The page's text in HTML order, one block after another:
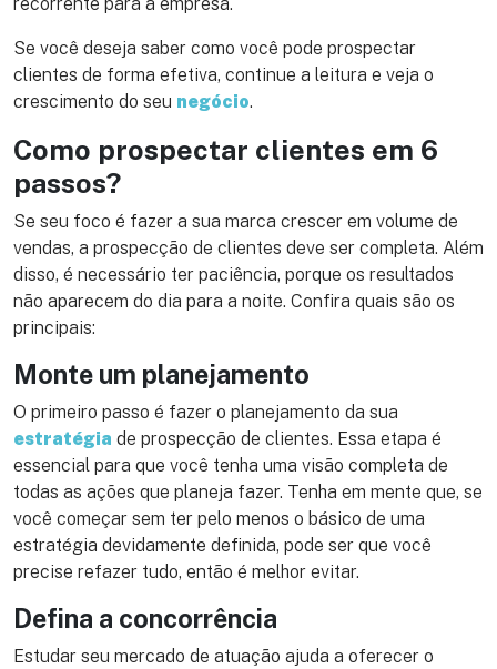
recorrente para a empresa.
Se você deseja saber como você pode prospectar
clientes de forma efetiva, continue a leitura e veja o
crescimento do seu negócio.
Como prospectar clientes em 6
passos?
Se seu foco é fazer a sua marca crescer em volume de
vendas, a prospecção de clientes deve ser completa. Além
disso, é necessário ter paciência, porque os resultados
não aparecem do dia para a noite. Confira quais são os
principais:
Monte um planejamento
O primeiro passo é fazer o planejamento da sua
estratégia de prospecção de clientes. Essa etapa é
essencial para que você tenha uma visão completa de
todas as ações que planeja fazer. Tenha em mente que, se
você começar sem ter pelo menos o básico de uma
estratégia devidamente definida, pode ser que você
precise refazer tudo, então é melhor evitar.
Defina a concorrência
Estudar seu mercado de atuação ajuda a oferecer o